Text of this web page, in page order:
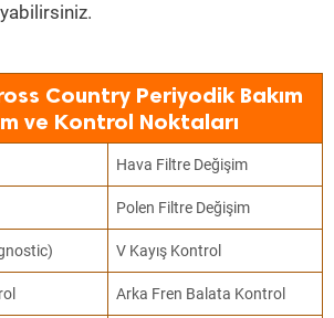
Country Periyodik Bakım
ve Kontrol Noktaları
Hava Filtre Değişim
Polen Filtre Değişim
V Kayış Kontrol
Arka Fren Balata Kontrol